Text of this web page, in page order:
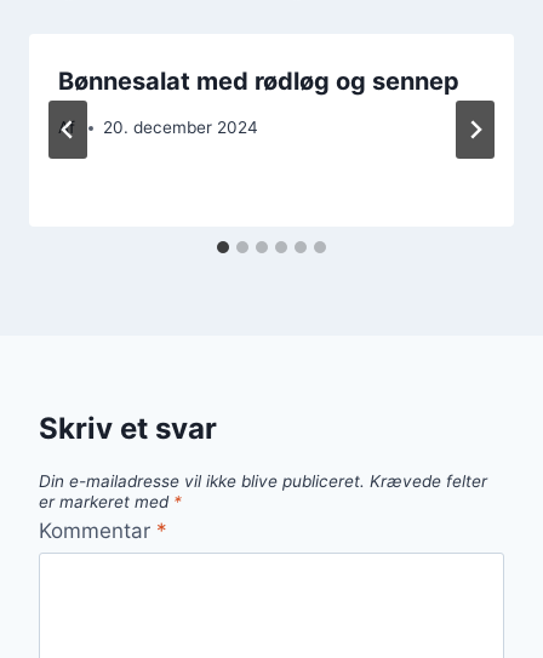
Bønnesalat med rødløg og sennep
Af 20. december 2024
Skriv et svar
Din e-mailadresse vil ikke blive publiceret. Krævede felter
er markeret med *
Kommentar *